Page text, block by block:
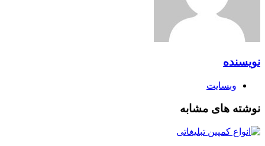
نویسنده
وبسایت
نوشته های مشابه